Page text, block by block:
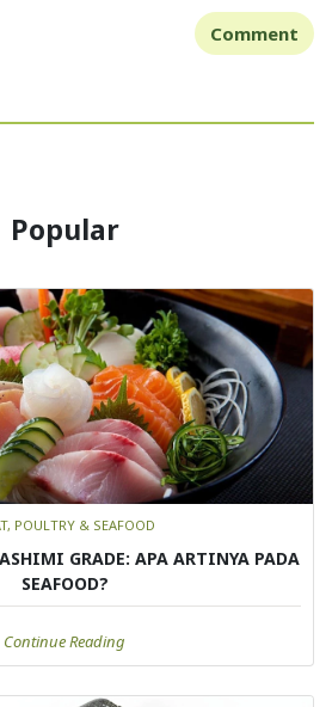
Comment
Popular
POULTRY & SEAFOOD
GRADE: APA ARTINYA PADA
SEAFOOD?
Continue Reading